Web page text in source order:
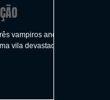
vampiros anciões
vila devastada por